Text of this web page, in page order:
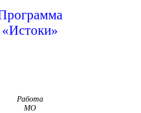
«Истоки»
Работа
МО